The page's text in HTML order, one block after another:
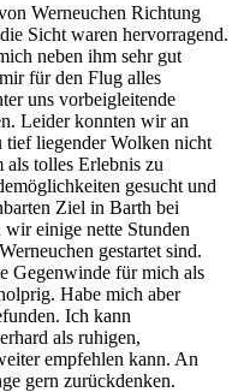
Werneuchen Richtung
Sicht waren hervorragend.
neben ihm sehr gut
für den Flug alles
uns vorbeigleitende
Leider konnten wir an
tief liegender Wolken nicht
tolles Erlebnis zu
gesucht und
Ziel in Barth bei
einige nette Stunden
gestartet sind.
Gegenwinde für mich als
Habe mich aber
Ich kann
als ruhigen,
empfehlen kann. An
gern zurückdenken.